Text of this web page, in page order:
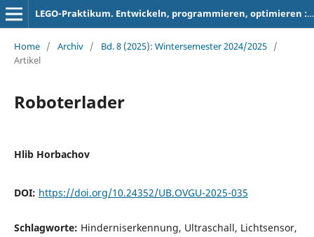
LEGO-Praktikum. Entwickeln, programmieren, optimieren : Berichte der Studierenden zum Projektseminar Elektrotechnik/Informationstechnik
Home / Archiv / Bd. 8 (2025): Wintersemester 2024/2025 /
Artikel
Roboterlader
Hlib Horbachov
DOI: https://doi.org/10.24352/UB.OVGU-2025-035
Schlagworte: Hinderniserkennung, Ultraschall, Lichtsensor,